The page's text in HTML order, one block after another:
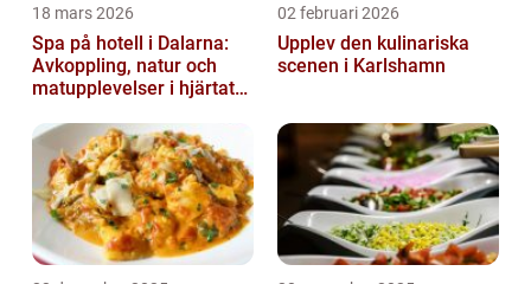
18 mars 2026
Spa på hotell i Dalarna:
Avkoppling, natur och
matupplevelser i hjärtat
02 februari 2026
Upplev den kulinariska
scenen i Karlshamn